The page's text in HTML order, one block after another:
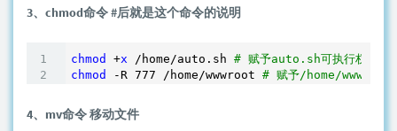
3、chmod命令 #后就是这个命令的说明
chmod +x /home/auto.sh # 赋予auto.sh可执行权限
chmod
-R 777 /home/wwwroot # 赋予/home/wwwroot
4、mv命令 移动文件